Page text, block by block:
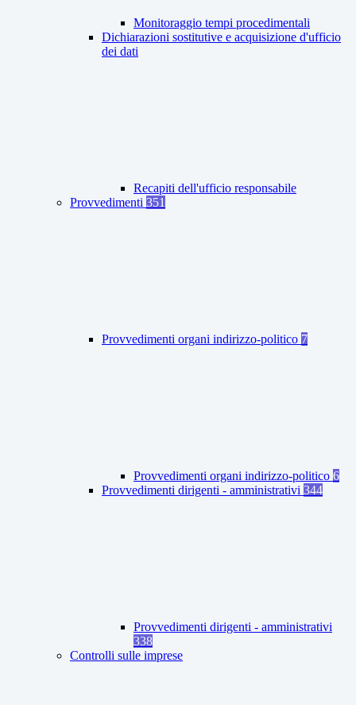
Monitoraggio tempi procedimentali
Dichiarazioni sostitutive e acquisizione d'ufficio
dei dati
Recapiti dell'ufficio responsabile
Provvedimenti 351
Provvedimenti organi indirizzo-politico 7
Provvedimenti organi indirizzo-politico 6
Provvedimenti dirigenti - amministrativi 344
Provvedimenti dirigenti - amministrativi
338
Controlli sulle imprese